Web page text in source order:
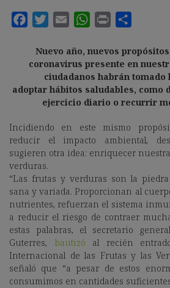
Nuevo año, nuevos
coronavirus presente en
ciudadanos habrán tomado
adoptar hábitos saludables, como
ejercicio diario o recurrir
Incidiendo en este mismo
reducir el impacto ambiental,
sugieren otra idea: enriquecer
verduras.
“Las frutas y verduras son la
sana y variada. Proporcionan al
nutrientes, refuerzan el sistema
a reducir el riesgo de contraer
estas palabras, el secretario
Guterres,
bautizó al recién
Internacional de las Frutas y las
señaló que “a pesar de estos
consumimos en cantidades